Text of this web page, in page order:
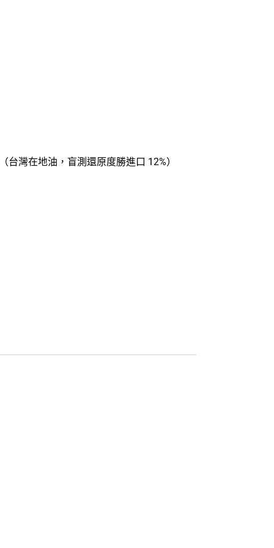
灣在地油，盲測還原度勝進口 12%）